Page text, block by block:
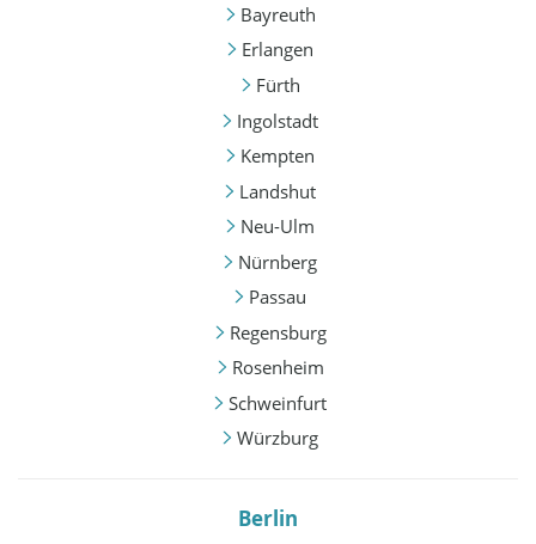
Bayreuth
Erlangen
Fürth
Ingolstadt
Kempten
Landshut
Neu-Ulm
Nürnberg
Passau
Regensburg
Rosenheim
Schweinfurt
Würzburg
Berlin